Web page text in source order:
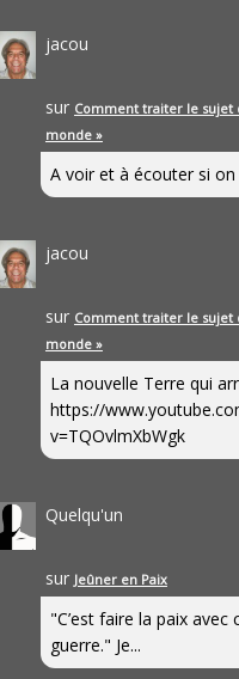
jacou
sur Comment traiter le sujet
monde »
A voir et à écouter si
jacou
sur Comment traiter le sujet
monde »
La nouvelle Terre qui
https://
v=TQOvlmXbWgk
Quelqu'un
sur Jeûner en Paix
"C’est faire la paix
guerre." Je...